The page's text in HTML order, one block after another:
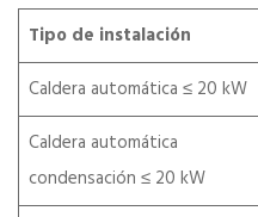
Tipo de instalación
Caldera automática ≤ 20 kW
Caldera automática
condensación ≤ 20 kW